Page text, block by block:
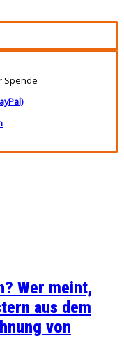
Spende
Wer meint,
aus dem
von